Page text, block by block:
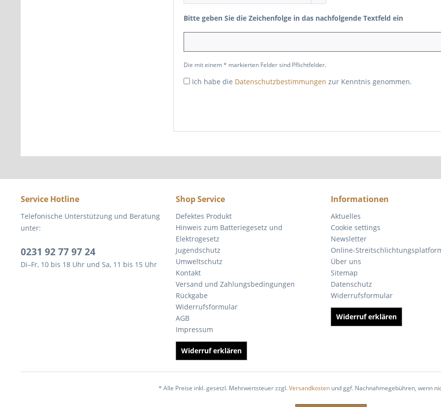
Bitte geben Sie die Zeichenfolge in das nachfolgende Textfeld ein
Die mit einem * markierten Felder sind Pflichtfelder.
Ich habe die Datenschutzbestimmungen zur Kenntnis genommen.
Service Hotline
Telefonische Unterstützung und Beratung
unter:
0231 92 77 97 24
Di–Fr, 10 bis 18 Uhr und Sa, 11 bis 15 Uhr
Shop Service
Defektes Produkt
Hinweis zum Batteriegesetz und
Elektrogesetz
Jugendschutz
Umweltschutz
Kontakt
Versand und Zahlungsbedingungen
Rückgabe
Widerrufsformular
AGB
Impressum
Widerruf erklären
Informationen
Aktuelles
Cookie settings
Newsletter
Online-
Über uns
Sitemap
Datenschutz
Widerrufsformular
Widerruf erklären
* Alle Preise inkl. gesetzl. Mehrwertsteuer zzgl.Versandkostenund ggf. Nachnahmegebühren, wenn